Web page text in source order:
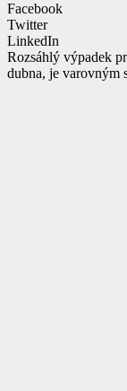
Facebook
Twitter
LinkedIn
Rozsáhlý výpadek
dubna, je varovným